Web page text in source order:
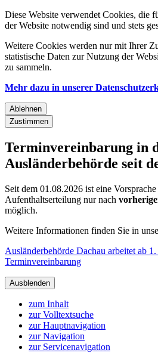
Diese Website verwendet Cookies, die
der Website notwendig sind und stets
Weitere Cookies werden nur mit Ihrer
statistische Daten zur Nutzung der
zu sammeln.
Mehr dazu in unserer
Ablehnen
Zustimmen
Terminvereinbarung in
Ausländerbehörde seit
Seit dem 01.08.2026 ist eine
Aufenthaltserteilung nur nach
möglich.
Weitere Informationen finden Sie in
Ausländerbehörde Dachau arbeitet ab
Terminvereinbarung
Ausblenden
zum Inhalt
zur Volltextsuche
zur Hauptnavigation
zur Navigation
zur Servicenavigation